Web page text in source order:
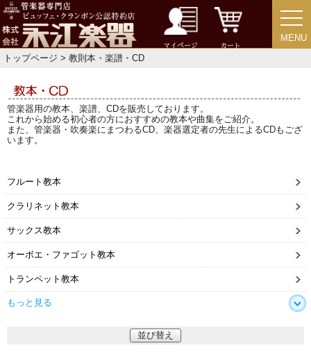
マイページ カート
MENU
MENU
トップページ > 教則本・楽譜・CD
管楽器用の教本、楽譜、CDを販売しております。
これから始める初心者の方におすすめの教本や曲集をご紹介。
また、管楽器・吹奏楽にまつわるCD、楽器選定者の先生によるCDもござ
います。
フルート教本
クラリネット教本
サックス教本
オーボエ・ファゴット教本
トランペット教本
もっと見る
並び替え